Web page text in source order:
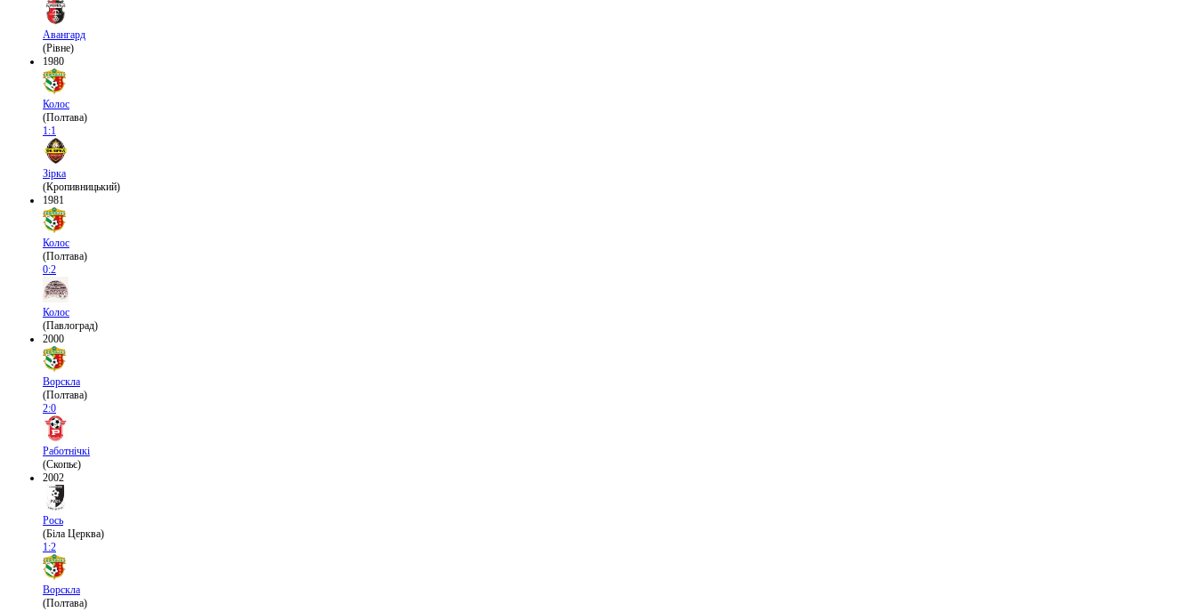
Авангард
(Рівне)
1980
Колос
(Полтава)
1:1
Зірка
(Кропивницький)
1981
Колос
(Полтава)
0:2
Колос
(Павлоград)
2000
Ворскла
(Полтава)
2:0
Работнічкі
(Скопьє)
2002
Рось
(Біла Церква)
1:2
Ворскла
(Полтава)